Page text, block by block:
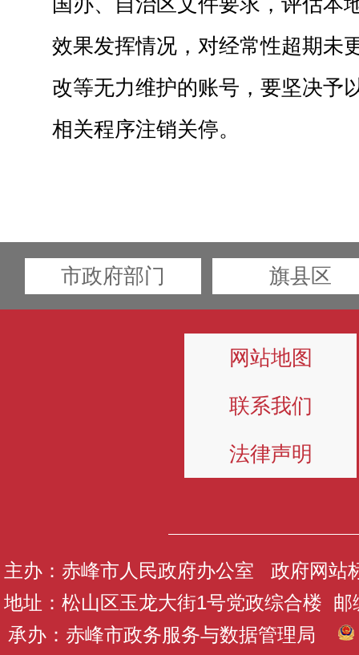
效果发挥情况，对经常性超期未
改等无力维护的账号，要坚决予
相关程序注销关停。
市政府部门 旗县区
网站地图
联系我们
法律声明
主办：赤峰市人民政府办公室 政府网站
地址：松山区玉龙大街1号党政综合楼 邮
承办：赤峰市政务服务与数据管理局